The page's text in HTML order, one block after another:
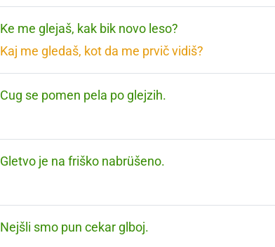
Ke me glejaš, kak bik novo leso?
Kaj me gledaš, kot da me prvič vidiš?
Cug se pomen pela po glejzih.
Gletvo je na friško nabrüšeno.
Nejšli smo pun cekar glboj.